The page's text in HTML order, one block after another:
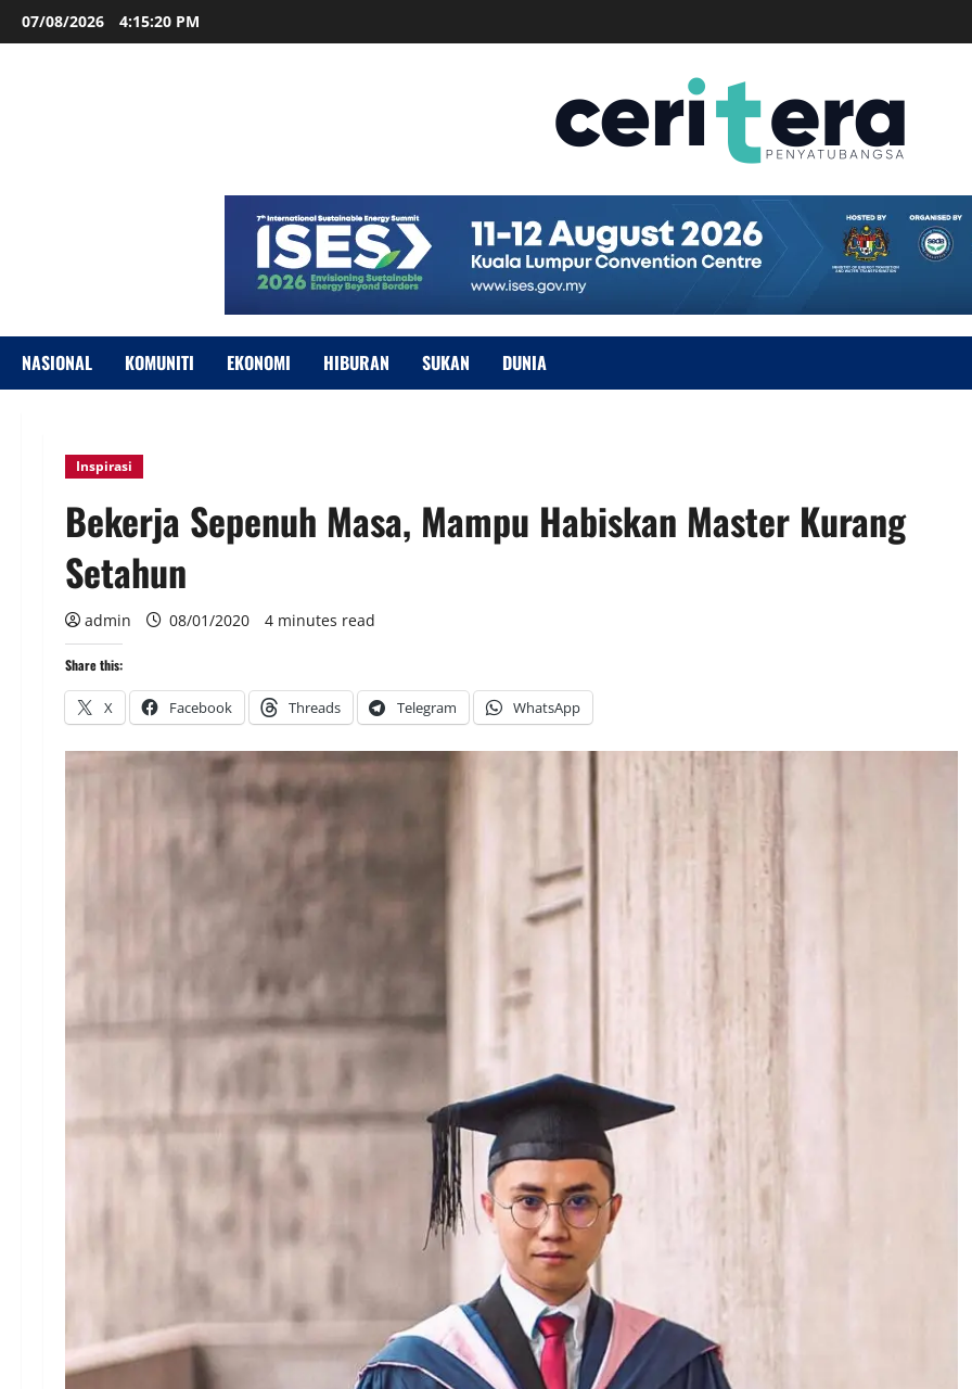
07/08/2026 4:15:21 PM
NASIONAL KOMUNITI EKONOMI HIBURAN SUKAN DUNIA
Inspirasi
Bekerja Sepenuh Masa, Mampu Habiskan Master Kurang
Setahun
admin 08/01/2020 4 minutes read
Share this:
X Facebook Threads Telegram WhatsApp